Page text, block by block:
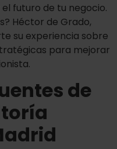
futuro de tu negocio.
Héctor de Grado,
su experiencia sobre
para mejorar
de